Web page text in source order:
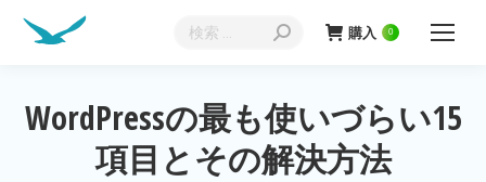
購入 0
WordPressの最も使いづらい15
項目とその解決方法
現在地: